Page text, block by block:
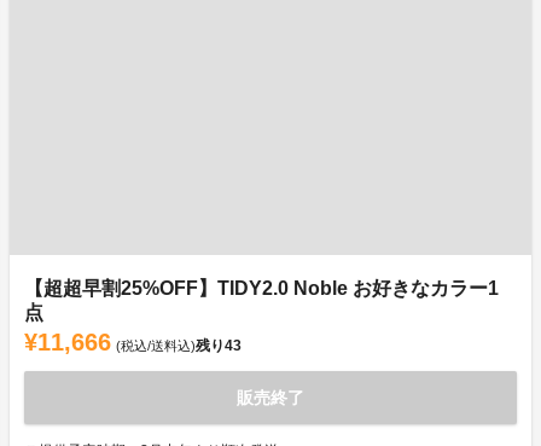
【超超早割25%OFF】TIDY2.0 Noble お好きなカラー1
点
¥11,666 (税込/送料込)残り43
販売終了